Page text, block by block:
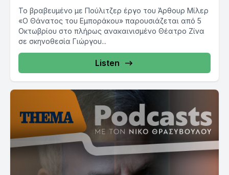
Το βραβευμένο με Πούλιτζερ έργο του Άρθουρ Μίλερ
«Ο Θάνατος του Εμποράκου» παρουσιάζεται από 5
Οκτωβρίου στο πλήρως ανακαινισμένο Θέατρο Ζίνα
σε σκηνοθεσία Γιώργου...
Listen